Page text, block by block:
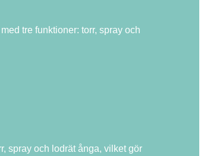
tre funktioner: torr, spray och
spray och lodrät ånga, vilket gör